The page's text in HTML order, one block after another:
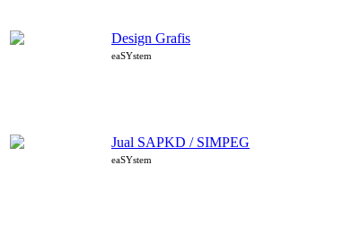
Design Grafis
eaSYstem
Jual SAPKD / SIMPEG
eaSYstem